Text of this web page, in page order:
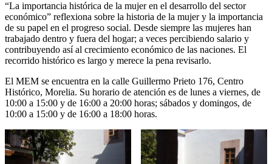
“La importancia histórica de la mujer en el desarrollo del sector
económico” reflexiona sobre la historia de la mujer y la importancia
de su papel en el progreso social. Desde siempre las mujeres han
trabajado dentro y fuera del hogar; a veces percibiendo salario y
contribuyendo así al crecimiento económico de las naciones. El
recorrido histórico es largo y merece la pena revisarlo.
El MEM se encuentra en la calle Guillermo Prieto 176, Centro
Histórico, Morelia. Su horario de atención es de lunes a viernes, de
10:00 a 15:00 y de 16:00 a 20:00 horas; sábados y domingos, de
10:00 a 15:00 y de 16:00 a 18:00 horas.